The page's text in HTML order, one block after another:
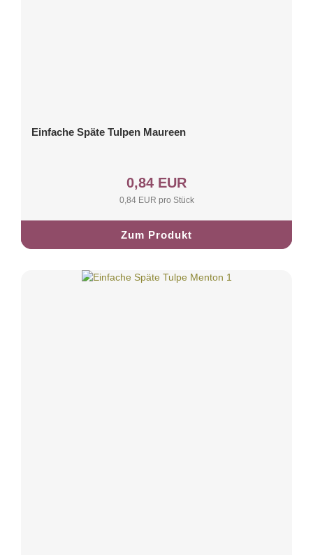
Einfache Späte Tulpen Maureen
0,84 EUR
0,84 EUR pro Stück
Zum Produkt